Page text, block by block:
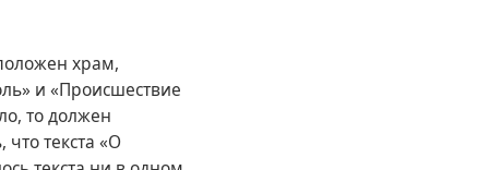
храм,
и «Происшествие
то должен
текста «О